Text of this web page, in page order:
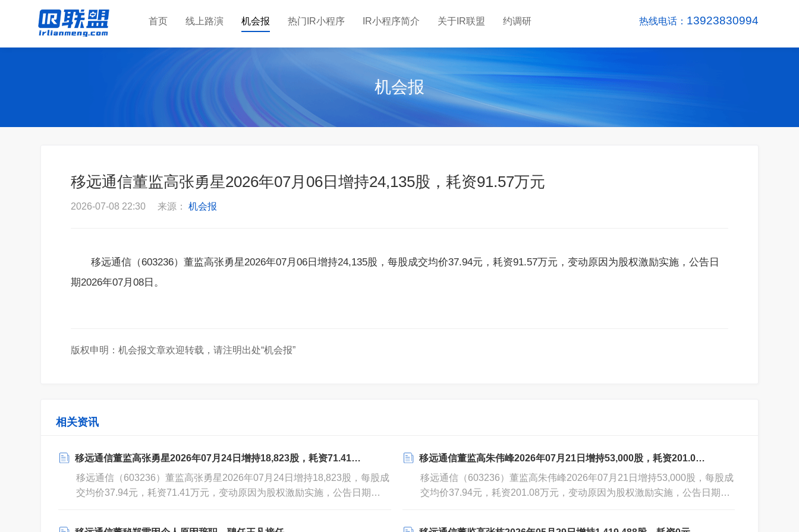
首页 线上路演 机会报 热门IR小程序 IR小程序简介 关于IR联盟 约调研 热线电话： 13923830994
机会报
移远通信董监高张勇星2026年07月06日增持24,135股，耗资91.57万元
2026-07-08 22:30 来源： 机会报
移远通信（603236）董监高张勇星2026年07月06日增持24,135股，每股成交均价37.94元，耗资91.57万元，变动原因为股权激励实施，公告日
期2026年07月08日。
版权申明：机会报文章欢迎转载，请注明出处“机会报”
相关资讯
移远通信董监高张勇星2026年07月24日增持18,823股，耗资71.41万元
移远通信（603236）董监高张勇星2026年07月24日增持18,823股，每股成
交均价37.94元，耗资71.41万元，变动原因为股权激励实施，公告日期
移远通信董监高朱伟峰2026年07月21日增持53,000股，耗资201.08万元
移远通信（603236）董监高朱伟峰2026年07月21日增持53,000股，每股成
交均价37.94元，耗资201.08万元，变动原因为股权激励实施，公告日期